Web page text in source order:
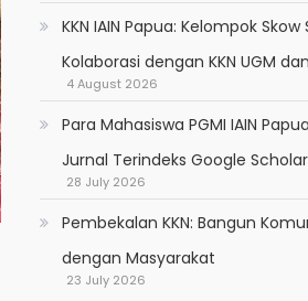
KKN IAIN Papua: Kelompok Skow
Kolaborasi dengan KKN UGM
4 August 2026
Para Mahasiswa PGMI IAIN
Jurnal Terindeks Google Scholar
28 July 2026
Pembekalan KKN: Bangun
dengan Masyarakat
23 July 2026